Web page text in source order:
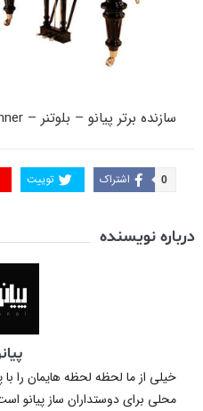
سازنده برتر پیانو – بلوتنر – Blüthner
اشتراک 0 توییت
درباره نویسنده
خیلی از ما لحظه لحظه هایمان را با
محلی برای دوستداران ساز پیانو